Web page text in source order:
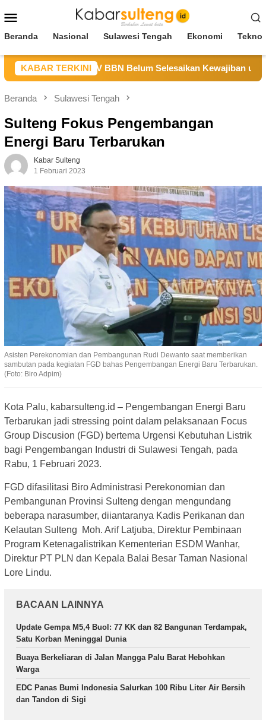
ke
Mobile
Beranda Nasional Sulawesi Tengah Ekonomi
KABAR TERKINI
Sulteng Sebut CV BBN Belum Selesaikan Kewajiban untuk
Beranda Sulawesi Tengah
Sulteng Fokus Pengembangan
Energi Baru Terbarukan
Kabar Sulteng
1 Februari 2023
Asisten Perekonomian dan Pembangunan Rudi Dewanto saat memberikan
sambutan pada kegiatan FGD bahas Pengembangan Energi Baru Terbarukan.
(Foto: Biro Adpim)
Kota Palu, kabarsulteng.id – Pengembangan Energi Baru
Terbarukan jadi stressing point dalam pelaksanaan Focus
Group Discusion (FGD) bertema Urgensi Kebutuhan Listrik
bagi Pengembangan Industri di Sulawesi Tengah, pada
Rabu, 1 Februari 2023.
FGD difasilitasi Biro Administrasi Perekonomian dan
Pembangunan Provinsi Sulteng dengan mengundang
beberapa narasumber, diiantaranya Kadis Perikanan dan
Kelautan Sulteng Moh. Arif Latjuba, Direktur Pembinaan
Program Ketenagalistrikan Kementerian ESDM Wanhar,
Direktur PT PLN dan Kepala Balai Besar Taman Nasional
Lore Lindu.
BACAAN LAINNYA
Update Gempa M5,4 Buol: 77 KK dan 82 Bangunan Terdampak,
Satu Korban Meninggal Dunia
Buaya Berkeliaran di Jalan Mangga Palu Barat Hebohkan
Warga
EDC Panas Bumi Indonesia Salurkan 100 Ribu Liter Air Bersih
dan Tandon di Sigi